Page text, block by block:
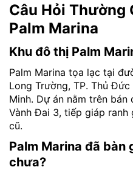
Câu Hỏi Thường
Palm Marina
Khu đô thị Palm
Palm Marina tọa lạc tại
Long Trường, TP. Thủ
Minh. Dự án nằm trên
Vành Đai 3, tiếp giáp ranh
cũ.
Palm Marina đã bàn
chưa?